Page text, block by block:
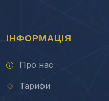
ІНФОРМАЦІЯ
Про нас
Тарифи